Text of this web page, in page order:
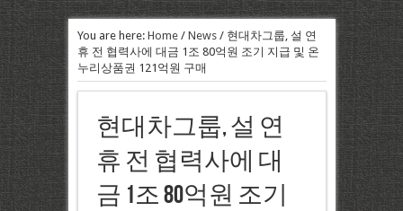
You are here: Home/ News/ 현대차그룹, 설 연
휴 전 협력사에 대금 1조 80억원 조기 지급 및 온
누리상품권 121억원 구매
현대차그룹, 설 연
휴 전 협력사에 대
금 1조 80억원 조기